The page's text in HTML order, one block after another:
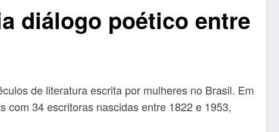
diálogo poético entre
de literatura escrita por mulheres no Brasil. Em
com 34 escritoras nascidas entre 1822 e 1953,